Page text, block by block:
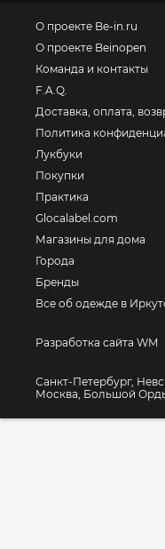
О проекте Be-in.ru
О проекте Beinopen
Команда и контакты
F.A.Q.
Доставка, оплата,
Политика
Лукбуки
Покупки
Практика
Glocalabel.com
Магазины для дома
Города
Бренды
Все об одежде в
Разработка сайта WM
Санкт-Петербург,
Москва, Большой